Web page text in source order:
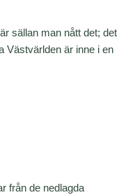
sällan man nått det; det
Västvärlden är inne i en
från de nedlagda